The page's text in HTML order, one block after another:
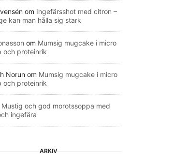
om Ingefärsshot med citron –
kan man hålla sig stark
om Mumsig mugcake i micro
och proteinrik
Norun om Mumsig mugcake i micro
och proteinrik
Mustig och god morotssoppa med
ingefära
ARKIV